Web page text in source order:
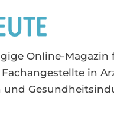
Online-Magazin
in
und